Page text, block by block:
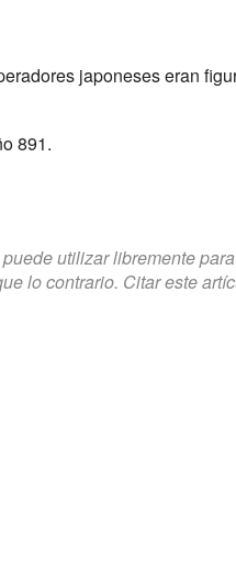
japoneses eran
891.
utilizar libremente
lo contrario. Citar este